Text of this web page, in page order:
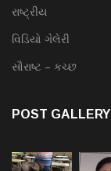
રાષ્ટ્રીય
વિડિયો ગેલેરી
સૌરાષ્ટ – કચ્છ
POST GALLERY